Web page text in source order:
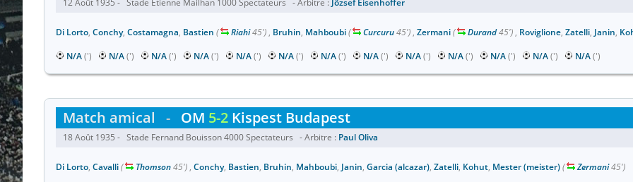
12 Août 1935 - Stade Etienne Mailhan 1000 Spectateurs - Arbitre : Jõzsef Eisenhoffer
Di Lorto, Conchy, Costamagna, Bastien ( Riahi45') , Bruhin, Mahboubi( Curcuru45') , Zermani( Durand45') , Roviglione, Zatelli, Janin,
N/A(') N/A(') N/A(') N/A(') N/A(') N/A(') N/A(') N/A(') N/A(') N/A(') N/A(') N/A(') N/A(')
Match amical - OM 5-2 Kispest Budapest
18 Août 1935 - Stade Fernand Bouisson 4000 Spectateurs - Arbitre : Paul Oliva
Di Lorto, Cavalli( Thomson45') , Conchy, Bastien, Bruhin, Mahboubi, Janin, Garcia (alcazar), Zatelli, Kohut, Mester (meister)( Zermani45')